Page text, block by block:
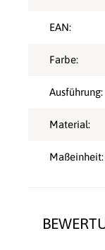
EAN:
Farbe:
Ausführung:
Material:
Maßeinheit: